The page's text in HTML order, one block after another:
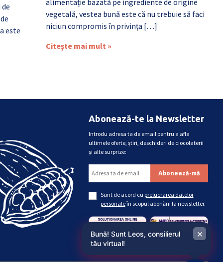
este
vegetală, vestea bună este că nu trebuie să faci
niciun compromis în privința […]
Citește mai mult »
Abonează-te la Newsletter
Introdu adresa ta de email pentru a afla
ultimele oferte, știri, deschideri de ciocolaterii
și alte surprize:
Sunt de acord cu prelucrarea datelor
personaleîn scopul abonării la newsletter.
Bună! Sunt Leos, consilierul
tău virtual!
×